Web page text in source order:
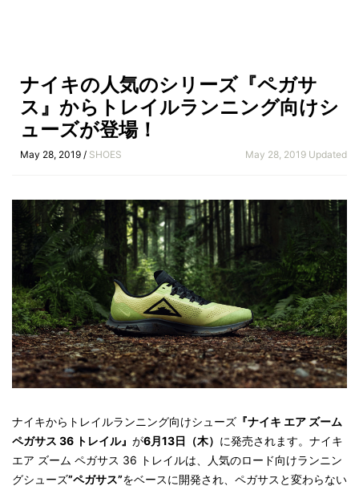
ナイキの人気のシリーズ『ペガサ
ス』からトレイルランニング向けシ
ューズが登場！
May 28, 2019 / SHOES May 28, 2019 Updated
ナイキからトレイルランニング向けシューズ 『ナイキ エア ズーム
ペガサス 36 トレイル』 が6月13日（木） に発売されます。ナイキ
エア ズーム ペガサス 36 トレイルは、人気のロード向けランニン
グシューズ”ペガサス”をベースに開発され、ペガサスと変わらない